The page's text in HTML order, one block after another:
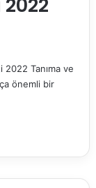
2022 Tanıma ve
önemli bir